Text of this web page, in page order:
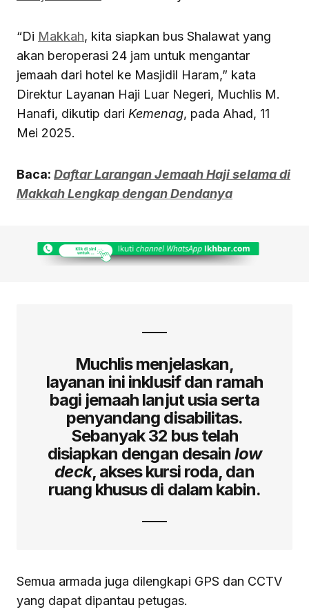
“Di Makkah, kita siapkan bus Shalawat yang
akan beroperasi 24 jam untuk mengantar
jemaah dari hotel ke Masjidil Haram,” kata
Direktur Layanan Haji Luar Negeri, Muchlis M.
Hanafi, dikutip dari Kemenag, pada Ahad, 11
Mei 2025.
Baca: Daftar Larangan Jemaah Haji selama di
Makkah Lengkap dengan Dendanya
Muchlis menjelaskan,
layanan ini inklusif dan ramah
bagi jemaah lanjut usia serta
penyandang disabilitas.
Sebanyak 32 bus telah
disiapkan dengan desain low
deck, akses kursi roda, dan
ruang khusus di dalam kabin.
Semua armada juga dilengkapi GPS dan CCTV
yang dapat dipantau petugas.